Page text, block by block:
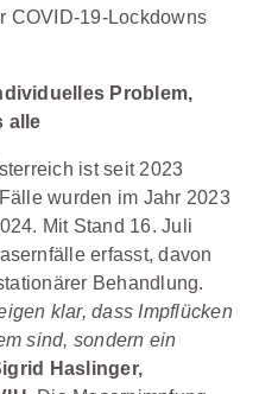
COVID-19-Lockdowns
Problem,
alle
ist seit 2023
wurden im Jahr 2023
Mit Stand 16. Juli
erfasst, davon
Behandlung.
klar, dass Impflücken
sind, sondern ein
Haslinger,